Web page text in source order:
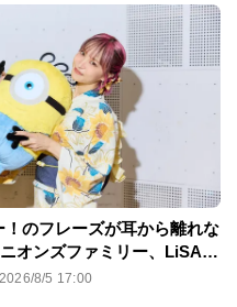
！のフレーズが耳から離れな
オンズファミリー、LiSAの
モンスターズ』推しポイン
2026/8/5 17:00